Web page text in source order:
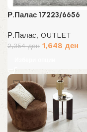
Р.Палас 17223/6656
Р.Палас, OUTLET
2,354ден Original
2,354 ден.
1,648 ден